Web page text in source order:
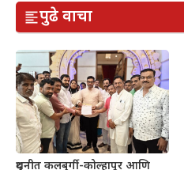
पुढे वाचा
दुधनीत कलबुर्गी-कोल्हापूर आणि